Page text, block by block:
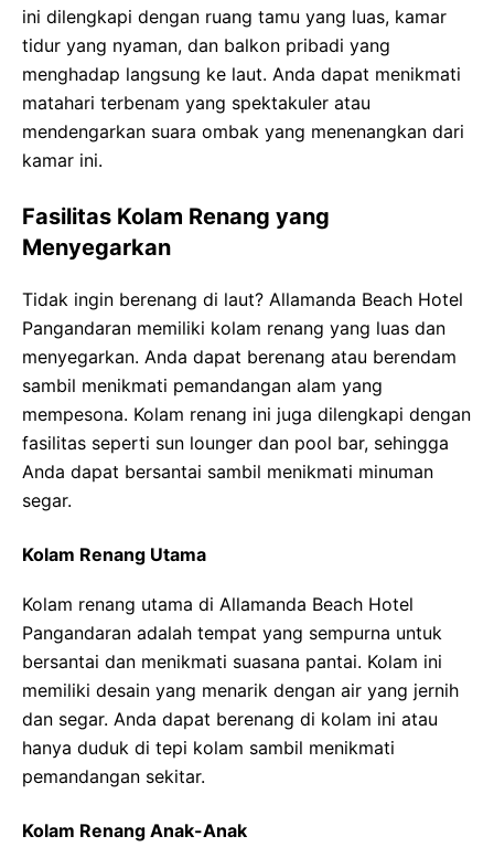
ini dilengkapi dengan ruang tamu yang luas, kamar
tidur yang nyaman, dan balkon pribadi yang
menghadap langsung ke laut. Anda dapat menikmati
matahari terbenam yang spektakuler atau
mendengarkan suara ombak yang menenangkan dari
kamar ini.
Fasilitas Kolam Renang yang
Menyegarkan
Tidak ingin berenang di laut? Allamanda Beach Hotel
Pangandaran memiliki kolam renang yang luas dan
menyegarkan. Anda dapat berenang atau berendam
sambil menikmati pemandangan alam yang
mempesona. Kolam renang ini juga dilengkapi dengan
fasilitas seperti sun lounger dan pool bar, sehingga
Anda dapat bersantai sambil menikmati minuman
segar.
Kolam Renang Utama
Kolam renang utama di Allamanda Beach Hotel
Pangandaran adalah tempat yang sempurna untuk
bersantai dan menikmati suasana pantai. Kolam ini
memiliki desain yang menarik dengan air yang jernih
dan segar. Anda dapat berenang di kolam ini atau
hanya duduk di tepi kolam sambil menikmati
pemandangan sekitar.
Kolam Renang Anak-Anak